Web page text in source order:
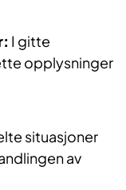
I gitte
opplysninger
situasjoner
av